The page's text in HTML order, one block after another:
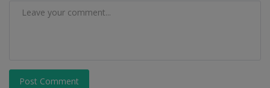
Post Comment